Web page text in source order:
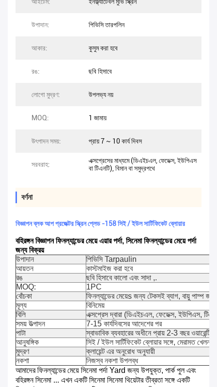
আইটেম: ইনফ্ল্যাটেবল মুভি স্ক্রিন
উপাদান: পিভিসি তারপলিন
আকার: কুসুম করা হবে
রঙ: ছবি হিসাবে
লোগো মুদ্রণ: উপলভ্য নয়
MOQ: 1 জামায়
উৎপাদন সময়: প্রায় 7 ~ 10 কার্য দিবস
সরবরাহ:
এক্সপ্রেসের মাধ্যমে (ডিএইচএল, ফেডেক্স, ইউপিএস
বা টিএনটি), বিমান বা সমুদ্রপথে
বর্ণনা
বিজ্ঞাপন ব্লক আপ প্রজেক্টর স্ক্রিন প্লেড -158 সিই / ইউল সার্টিফিকেট ব্লোয়ার
বহিরঙ্গন বিজ্ঞাপন ফিনল্যান্ডের মেয়ে এয়ার পর্দা, সিনেমা ফিনল্যান্ডের মেয়ে পর্দা
জন্য বিক্রয়
উপাদান
পিভিসি Tarpaulin
আয়তন
কাস্টমাইজ করা হবে
রঙ
ছবি হিসাবে কালো এবং সাদা ,.
MOQ:
1PC
বোঁচকা
ফিনল্যান্ডের মেয়েs জন্য টেকসই ব্যাগ, বায়ু পাম্প
মূল্য
বিনিমেয়
বিলি
এক্সপ্রেস দ্বারা (ডিএইচএল, ফেডেক্স, ইউপিএস,
সময় উত্পাদন
7-15 কার্যদিবসের আদেশের পর
পাটা
স্বাভাবিক ব্যবহারের অধীনে প্রায় 2-3 বছর ওয়ারেন্টি
আনুষঙ্গিক
সিই / ইউল সার্টিফিকেট ব্লোয়ার সঙ্গে, মেরামত খেলনা
মুদ্রণ
ক্লায়েন্ট এর অনুরোধ অনুযায়ী
নকশা
নিজস্ব নকশা উপলব্ধ
আমাদের ফিনল্যান্ডের মেয়ে সিনেমা পর্দা Yard জন্য উপযুক্ত, পার্ক পুল এবং
বহিরঙ্গন সিনেমা ... এখন একটি সিনেমা সিনেমা থিয়েটার তীব্রতা সঙ্গে একটি